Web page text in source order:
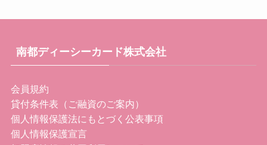
南都ディーシーカード株式会社
会員規約
貸付条件表（ご融資のご案内）
個人情報保護法にもとづく公表事項
個人情報保護宣言